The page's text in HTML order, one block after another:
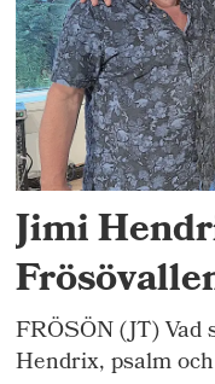
Jimi
FRÖSÖN (JT) Vad
Hendrix, psalm